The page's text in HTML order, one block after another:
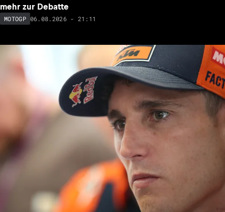
mehr zur Debatte
MOTOGP 06.08.2026 - 21:11